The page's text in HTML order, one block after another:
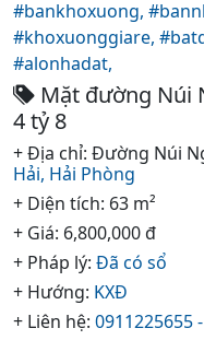
#bankhoxuong,
#khoxuonggiare,
#alonhadat,
Mặt đường Núi
4 tỷ 8
+ Địa chỉ: Đường Núi
Hải, Hải Phòng
+ Diện tích: 63 m²
+ Giá: 6,800,000 đ
+ Pháp lý: Đã có sổ
+ Hướng: KXĐ
+ Liên hệ: 0911225655